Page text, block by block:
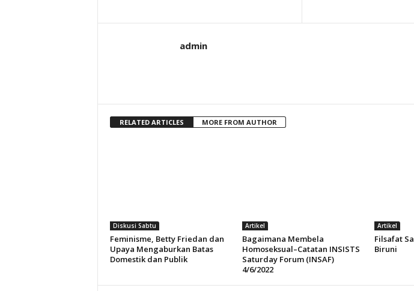
admin
RELATED ARTICLES MORE FROM AUTHOR
Diskusi Sabtu
Feminisme, Betty Friedan dan
Upaya Mengaburkan Batas
Domestik dan Publik
Artikel
Bagaimana Membela
Homoseksual–Catatan INSISTS
Saturday Forum (INSAF)
4/6/2022
Artikel
Filsafat
Biruni